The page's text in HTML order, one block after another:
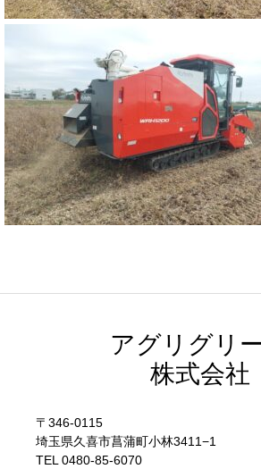
アグリグリ
株式会社
〒346-0115
埼玉県久喜市菖蒲町小林3411−1
TEL 0480-85-6070